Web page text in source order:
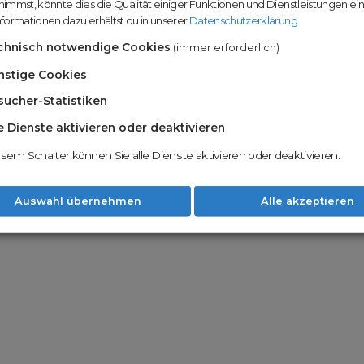
Nachname
du die
Möglichkeiten.
Unsere
Unser Open
um wertvolle
Mit
Option zu
könnte dies die Qualität einiger Funktionen und Dienstleistungen
dazu erhältst du in unsererDatenschutzerklärung.
notwendige Cookies (immer erforderlich)
Cookies
Statistiken
Dienste aktivieren oder deaktivieren
Schalter können Sie alle Dienste aktivieren oder deaktivieren.
Auswahl übernehmen Alle akzeptieren